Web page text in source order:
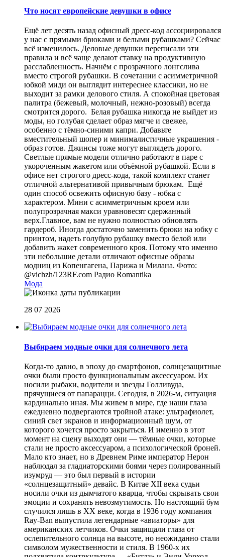
Что носят европейские девушки в офисе
Ещё лет десять назад офисный дресс-код ассоциировался
у нас с прямыми брюками и белыми рубашками? Сейчас
всё изменилось. Деловые девушки переписали эти
правила и всё чаще делают ставку на продуктивную
расслабленность. Начнём с прозрачного лонгслива
вместо строгой рубашки. В сочетании с асимметричной
юбкой миди он выглядит интереснее классики, но не
выходит за рамки делового стиля. А спокойная цветовая
палитра (бежевый, молочный, нежно-розовый) всегда
смотрится дорого. Белая рубашка никогда не выйдет из
моды, но голубая сделает образ мягче и свежее,
особенно с тёмно-синими капри. Добавьте
вместительный шопер и минималистичные украшения -
образ готов. Джинсы тоже могут выглядеть дорого.
Светлые прямые модели отлично работают в паре с
укороченным жакетом или объёмной рубашкой. Если в
офисе нет строгого дресс-кода, такой комплект станет
отличной альтернативой привычным брюкам. Ещё
один способ освежить офисную базу - юбка с
характером. Мини с асимметричным кроем или
полупрозрачная макси уравновесят сдержанный
верх.Главное, вам не нужно полностью обновлять
гардероб. Иногда достаточно заменить брюки на юбку с
принтом, надеть голубую рубашку вместо белой или
добавить жакет современного кроя. Потому что именно
эти небольшие детали отличают офисные образы
модниц из Копенгагена, Парижа и Милана. Фото:
@vichzh/123RF.com Радио Romantika
Мода
28 07 2026
Выбираем модные очки для солнечного лета
Когда-то давно, в эпоху до смартфонов, солнцезащитные
очки были просто функциональным аксессуаром. Их
носили рыбаки, водители и звезды Голливуда,
прячущиеся от папарацци. Сегодня, в 2026-м, ситуация
кардинально иная. Мы живем в мире, где наши глаза
ежедневно подвергаются тройной атаке: ультрафиолет,
синий свет экранов и информационный шум, от
которого хочется просто закрыться. И именно в этот
момент на сцену выходят они — тёмные очки, которые
стали не просто аксессуаром, а психологической броней.
Мало кто знает, но в Древнем Риме император Нерон
наблюдал за гладиаторскими боями через полированный
изумруд — это был первый в истории
«солнцезащитный» девайс. В Китае XII века судьи
носили очки из дымчатого кварца, чтобы скрывать свои
эмоции и сохранять невозмутимость. Но настоящий бум
случился лишь в XX веке, когда в 1936 году компания
Ray-Ban выпустила легендарные «авиаторы» для
американских летчиков. Очки защищали глаза от
ослепительного солнца на высоте, но неожиданно стали
символом мужественности и стиля. В 1960-х их